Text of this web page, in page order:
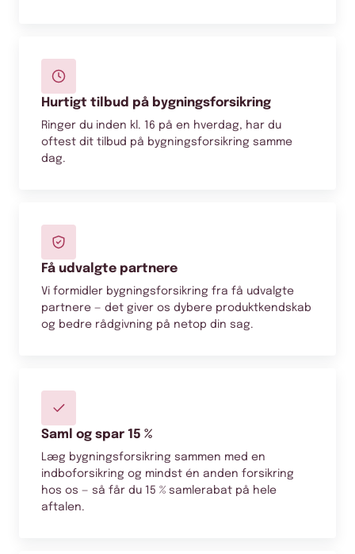
Hurtigt tilbud på bygningsforsikring
Ringer du inden kl. 16 på en hverdag, har du
oftest dit tilbud på bygningsforsikring samme
dag.
Få udvalgte partnere
Vi formidler bygningsforsikring fra få udvalgte
partnere — det giver os dybere produktkendskab
og bedre rådgivning på netop din sag.
Saml og spar 15 %
Læg bygningsforsikring sammen med en
indboforsikring og mindst én anden forsikring
hos os — så får du 15 % samlerabat på hele
aftalen.